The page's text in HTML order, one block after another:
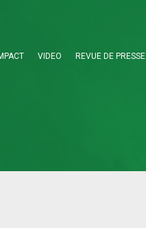
VIDEO REVUE DE PRESSE